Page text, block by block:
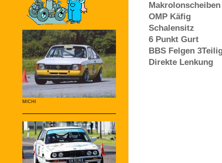
OMP Käfig
Schalensitz
6 Punkt Gurt
BBS Felgen
Direkte Lenkung
MICHI